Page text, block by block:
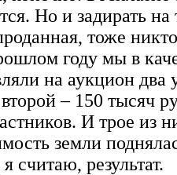
Но и задирать
тоже
году мы в
на аукцион два
– 150 тысяч
И трое из
земли
считаю, результат.